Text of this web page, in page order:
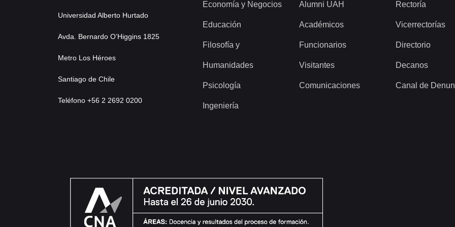
Universidad Alberto Hurtado
Avda. Bernardo O’Higgins 1825
Metro Los Héroes
Santiago de Chile
Teléfono +56 2 2692 0200
Economía y Negocios
Educación
Filosofía y
Humanidades
Psicología
Ingeniería
Alumni UAH
Académicos
Funcionarios
Visitantes
Comunicaciones
Rectoría
Vicerrectorías
Directorio
Decanos
Canal de